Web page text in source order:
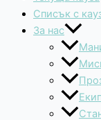
Списък с
За нас